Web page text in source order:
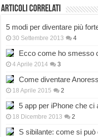
Articoli correlati
5 modi per diventare più
30 Settembre 2013 4
Ecco come ho smesso
4 Aprile 2014 3
Come diventare
18 Aprile 2015 2
5 app per iPhone che ci
18 Dicembre 2013 2
S sibilante: come si può